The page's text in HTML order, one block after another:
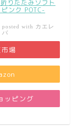
りたたみソフト
ンク POTC-
posted with カエレ
バ
場
ッピング